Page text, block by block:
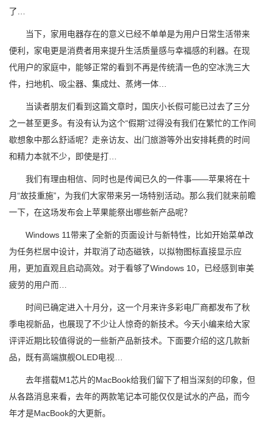
了…
当下，家用电器存在的意义已经不单单是为用户日常生活带来
便利，家电更是消费者用来提升生活质量感与幸福感的利器。在现
代用户的家庭中，能够正常的看到不再是传统清一色的空冰洗三大
件，扫地机、吸尘器、集成灶、蒸烤一体…
当读者朋友们看到这篇文章时，国庆小长假可能已过去了三分
之一甚至更多。有没有认为这个“假期”过得没有我们在繁忙的工作间
歇想象中那么舒适呢？走亲访友、出门旅游等外出安排耗费的时间
和精力本就不少，即使是打…
我们有理由相信、同时也是传闻已久的一件事——苹果将在十
月“故技重施”，为我们大家带来另一场特别活动。那么我们就来前瞻
一下，在这场发布会上苹果能祭出哪些新产品呢？
Windows 11带来了全新的页面设计与新特性，比如开始菜单改
为任务栏居中设计，并取消了动态磁铁，以拟物图标直接显示应
用，更加直观且启动高效。对于看够了Windows 10，已经感到审美
疲劳的用户而…
时间已确定进入十月分，这一个月来许多彩电厂商都发布了秋
季电视新品，也展现了不少让人惊奇的新技术。今天小编来给大家
评评近期比较值得说的一些新产品新技术。下面要介绍的这几款新
品，既有高端旗舰OLED电视…
去年搭载M1芯片的MacBook给我们留下了相当深刻的印象，但
从各路消息来看，去年的两款笔记本可能仅仅是试水的产品，而今
年才是MacBook的大更新。